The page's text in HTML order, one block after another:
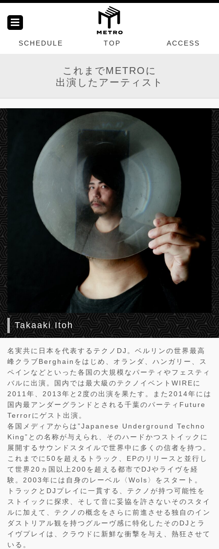
SCHEDULE TOP ACCESS
これまでMETROに
出演したアーティスト
Takaaki Itoh
名実共に日本を代表するテクノDJ。ベルリンの世界最高
峰クラブBerghainをはじめ、オランダ、ハンガリー、ス
ペインなどといった各国の大規模なパーティやフェスティ
バルに出演。国内では最大級のテクノイベントWIREに
2011年、2013年と2度の出演を果たす。また2014年には
国内最アンダーグランドとされる千葉のパーティFuture
Terrorにゲスト出演。
各国メディアからは”Japanese Underground Techno
King”との名称が与えられ、そのハードかつストイックに
展開するサウンドスタイルで世界中に多くの信者を持つ。
これまでに50を超えるトラック、EPのリリースと並行し
て世界20ヵ国以上200を超える都市でDJやライヴを経
験。2003年には自身のレーベル〈Wols〉をスタート。
トラックとDJプレイに一貫する、テクノが持つ可能性を
ストイックに探求、そして音に妥協を許さないそのスタイ
ルに加えて、テクノの概念をさらに前進させる独自のイン
ダストリアル観を持つグルーヴ感に特化したそのDJとラ
イヴプレイは、クラウドに新鮮な衝撃を与え、熱狂させて
いる。